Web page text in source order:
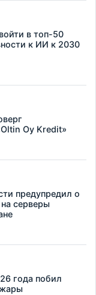
в топ-50
к ИИ к 2030
Oy Kredit»
предупредил о
серверы
года побил